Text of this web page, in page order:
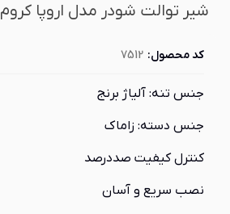
شیر توالت شودر مدل اروپا کروم
کد محصول: 7512
جنس تنه: آلیاژ برنج
جنس دسته: زاماک
کنترل کیفیت صددرصد
نصب سریع و آسان